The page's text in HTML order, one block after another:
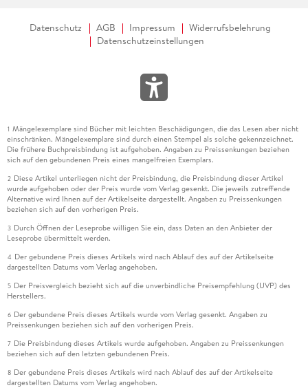
Datenschutz AGB Impressum
Widerrufsbelehrung
Datenschutzeinstellungen
1 Mängelexemplare sind Bücher mit leichten Beschädigungen, die das Lesen aber nicht
einschränken. Mängelexemplare sind durch einen Stempel als solche gekennzeichnet.
Die frühere Buchpreisbindung ist aufgehoben. Angaben zu Preissenkungen beziehen
sich auf den gebundenen Preis eines mangelfreien Exemplars.
2 Diese Artikel unterliegen nicht der Preisbindung, die Preisbindung dieser Artikel
wurde aufgehoben oder der Preis wurde vom Verlag gesenkt. Die jeweils zutreffende
Alternative wird Ihnen auf der Artikelseite dargestellt. Angaben zu Preissenkungen
beziehen sich auf den vorherigen Preis.
3 Durch Öffnen der Leseprobe willigen Sie ein, dass Daten an den Anbieter der
Leseprobe übermittelt werden.
4 Der gebundene Preis dieses Artikels wird nach Ablauf des auf der Artikelseite
dargestellten Datums vom Verlag angehoben.
5 Der Preisvergleich bezieht sich auf die unverbindliche Preisempfehlung (UVP) des
Herstellers.
6 Der gebundene Preis dieses Artikels wurde vom Verlag gesenkt. Angaben zu
Preissenkungen beziehen sich auf den vorherigen Preis.
7 Die Preisbindung dieses Artikels wurde aufgehoben. Angaben zu Preissenkungen
beziehen sich auf den letzten gebundenen Preis.
8 Der gebundene Preis dieses Artikels wird nach Ablauf des auf der Artikelseite
dargestellten Datums vom Verlag angehoben.